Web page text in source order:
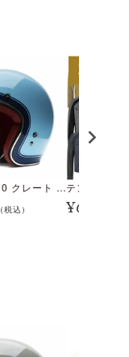
CUSTOM500 クレート アイスブルー
(税込) ¥69,300